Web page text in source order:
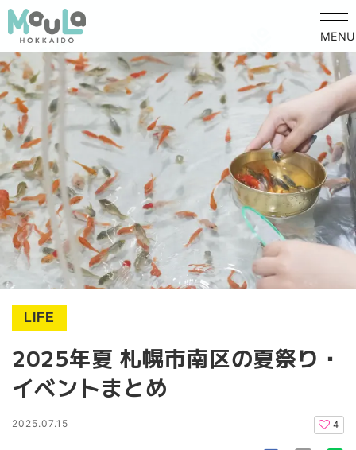
MENU
LIFE
2025年夏 札幌市南区の夏祭り・
イベントまとめ
2025.07.15 4